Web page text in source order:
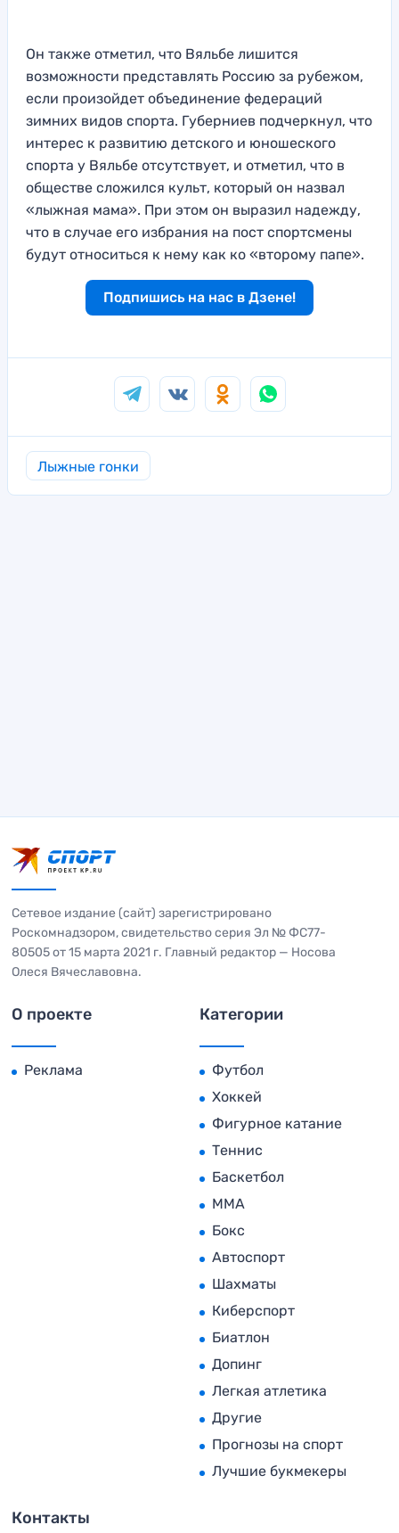
Он также отметил, что Вяльбе лишится
возможности представлять Россию за рубежом,
если произойдет объединение федераций
зимних видов спорта. Губерниев подчеркнул, что
интерес к развитию детского и юношеского
спорта у Вяльбе отсутствует, и отметил, что в
обществе сложился культ, который он назвал
«лыжная мама». При этом он выразил надежду,
что в случае его избрания на пост спортсмены
будут относиться к нему как ко «второму папе».
Подпишись на нас в Дзене!
Лыжные гонки
Сетевое издание (сайт) зарегистрировано
Роскомнадзором, свидетельство серия Эл № ФС77-
80505 от 15 марта 2021 г. Главный редактор — Носова
Олеся Вячеславовна.
О проекте
Реклама
Категории
Футбол
Хоккей
Фигурное катание
Теннис
Баскетбол
MMA
Бокс
Автоспорт
Шахматы
Киберспорт
Биатлон
Допинг
Легкая атлетика
Другие
Прогнозы на спорт
Лучшие букмекеры
Контакты